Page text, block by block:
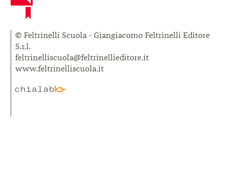
© Feltrinelli Scuola - Giangiacomo Feltrinelli Editore
S.r.l.
feltrinelliscuola@feltrinellieditore.it
www.feltrinelliscuola.it